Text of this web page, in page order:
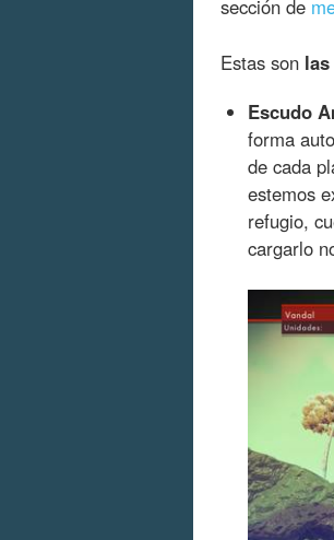
sección de
Estas son
Escudo
forma
de cada
estemos
refugio,
cargarlo